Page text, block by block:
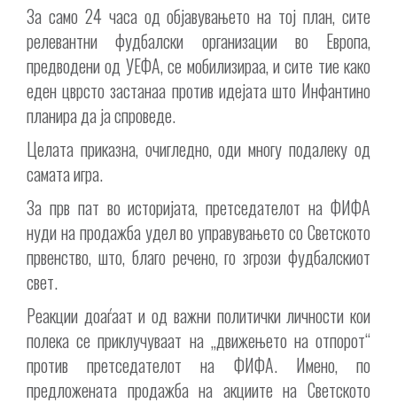
За само 24 часа од објавувањето на тој план, сите
релевантни фудбалски организации во Европа,
предводени од УЕФА, се мобилизираа, и сите тие како
еден цврсто застанаа против идејата што Инфантино
планира да ја спроведе.
Целата приказна, очигледно, оди многу подалеку од
самата игра.
За прв пат во историјата, претседателот на ФИФА
нуди на продажба удел во управувањето со Светското
првенство, што, благо речено, го згрози фудбалскиот
свет.
Реакции доаѓаат и од важни политички личности кои
полека се приклучуваат на „движењето на отпорот“
против претседателот на ФИФА. Имено, по
предложената продажба на акциите на Светското